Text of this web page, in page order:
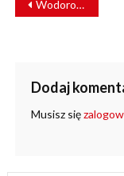
WPISU
Wodorowy pociąg Siemensa pojedzie w Bawarii
Dodaj
Musisz się